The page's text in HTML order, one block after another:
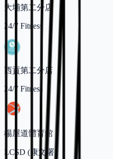
大埔第二分店
24/7 Fitness
西貢第二分店
24/7 Fitness
楊屋道體育館
LCSD (康文署)